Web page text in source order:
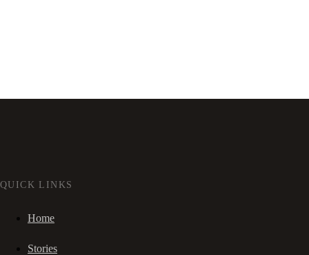
QUICK LINKS
Home
Stories